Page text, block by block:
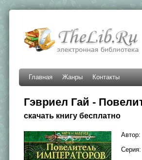
Главная Жанры Контакты
Гэвриел Гай -
скачать книгу бесплатно
Автор:
Серия: